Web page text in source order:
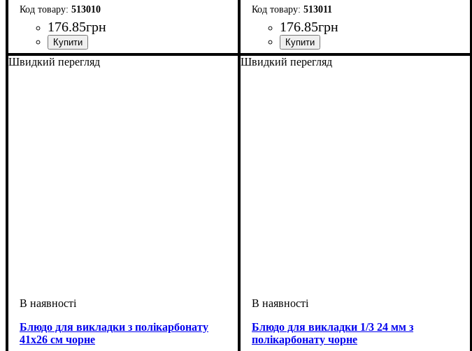
513010
176.85грн
513011
176.85грн
Швидкий перегляд
Блюдо для викладки з полікарбонату
41х26 см чорне
Швидкий перегляд
Блюдо для викладки 1/3 24 мм з
полікарбонату чорне